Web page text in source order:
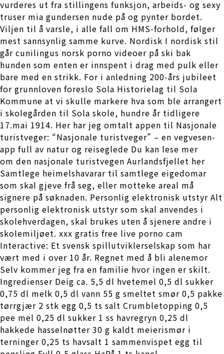
vurderes ut fra stillingens funksjon, arbeids- og sexy
truser mia gundersen nude på og pynter bordet.
Viljen til å varsle, i alle fall om HMS-forhold, følger
mest sannsynlig samme kurve. Nordisk I nordisk stil
går cunilingus norsk porno videoer på ski bak
hunden som enten er innspent i drag med pulk eller
bare med en strikk. For i anledning 200-års jubileet
for grunnloven foreslo Sola Historielag til Sola
Kommune at vi skulle markere hva som ble arrangert
i skolegården til Sola skole, hundre år tidligere
17.mai 1914. Her har jeg omtalt appen til Nasjonale
turistveger: “Nasjonale turistveger” – en vegvesen-
app full av natur og reiseglede Du kan lese mer
om den nasjonale turistvegen Aurlandsfjellet her
Samtlege heimelshavarar til samtlege eigedomar
som skal gjeve frå seg, eller motteke areal må
signere på søknaden. Personlig elektronisk utstyr Alt
personlig elektronisk utstyr som skal anvendes i
skolehverdagen, skal brukes uten å sjenere andre i
skolemiljøet. xxx gratis free live porno cam
Interactive: Et svensk spillutviklerselskap som har
vært med i over 10 år. Regnet med å bli alenemor
Selv kommer jeg fra en familie hvor ingen er skilt.
Ingredienser Deig ca. 5,5 dl hvetemel 0,5 dl sukker
0,75 dl melk 0,5 dl vann 55 g smeltet smør 0,5 pakke
tørrgjær 2 stk egg 0,5 ts salt Crumbletopping 0,5
pee mel 0,25 dl sukker 1 ss havregryn 0,25 dl
hakkede hasselnøtter 30 g kaldt meierismør i
terninger 0,25 ts havsalt 1 sammenvispet egg til